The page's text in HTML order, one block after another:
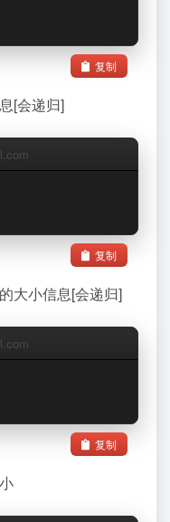
复制
[会递归]
复制
大小信息[会递归]
复制